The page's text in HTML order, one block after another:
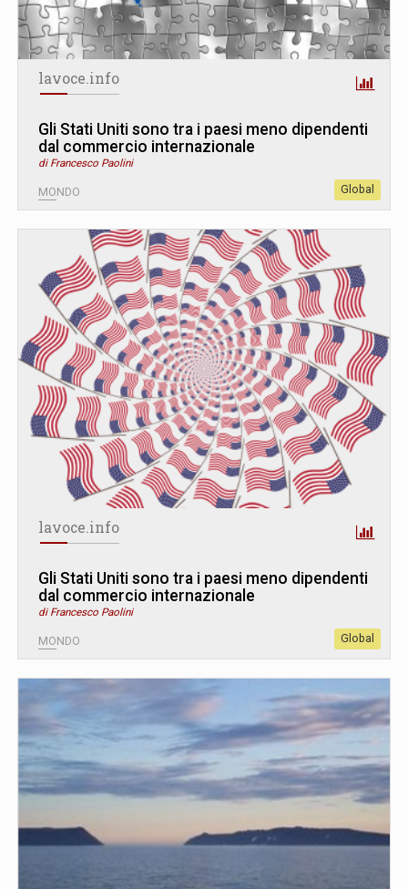
lavoce.info
Gli Stati Uniti sono tra i paesi meno dipendenti
dal commercio internazionale
di Francesco Paolini
MONDO Global
lavoce.info
Gli Stati Uniti sono tra i paesi meno dipendenti
dal commercio internazionale
di Francesco Paolini
MONDO Global